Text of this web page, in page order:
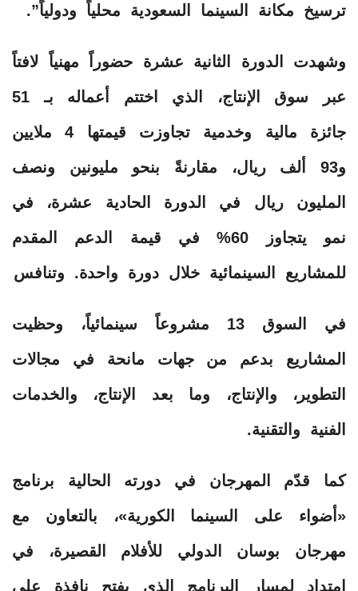
ترسيخ مكانة السينما السعودية محلياً ودولياً”.
وشهدت الدورة الثانية عشرة حضوراً مهنياً لافتاً
عبر سوق الإنتاج، الذي اختتم أعماله بـ 51
جائزة مالية وخدمية تجاوزت قيمتها 4 ملايين
و93 ألف ريال، مقارنةً بنحو مليونين ونصف
المليون ريال في الدورة الحادية عشرة، في
نمو يتجاوز 60% في قيمة الدعم المقدم
للمشاريع السينمائية خلال دورة واحدة. وتنافس
في السوق 13 مشروعاً سينمائياً، وحظيت
المشاريع بدعم من جهات مانحة في مجالات
التطوير، والإنتاج، وما بعد الإنتاج، والخدمات
الفنية والتقنية.
كما قدّم المهرجان في دورته الحالية برنامج
«أضواء على السينما الكورية»، بالتعاون مع
مهرجان بوسان الدولي للأفلام القصيرة، في
امتداد لمسار البرنامج الذي يفتح نافذة على